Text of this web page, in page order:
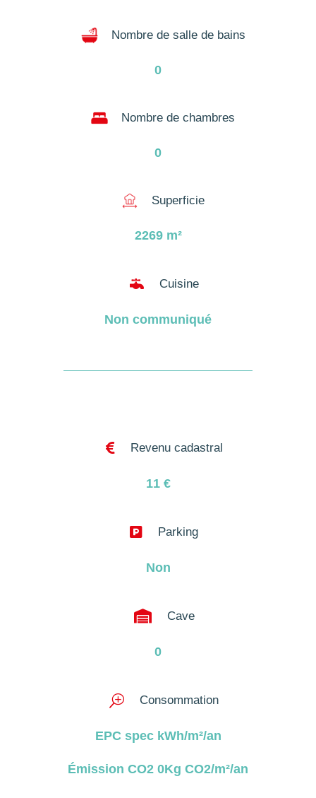
Nombre de salle de bains
0
Nombre de chambres
0
Superficie
2269 m²
 Cuisine
Non communiqué
 Revenu cadastral
11 €
 Parking
Non
 Cave
0
T Consommation
EPC spec kWh/m²/an
Émission CO2 0Kg CO2/m²/an